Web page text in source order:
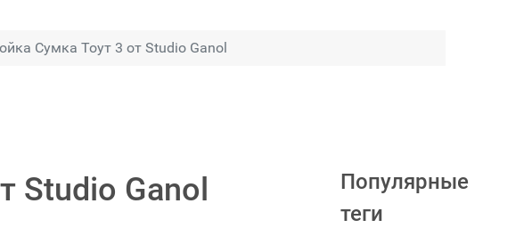
Сумка Тоут 3 от Studio Ganol
Studio Ganol
Популярные
теги